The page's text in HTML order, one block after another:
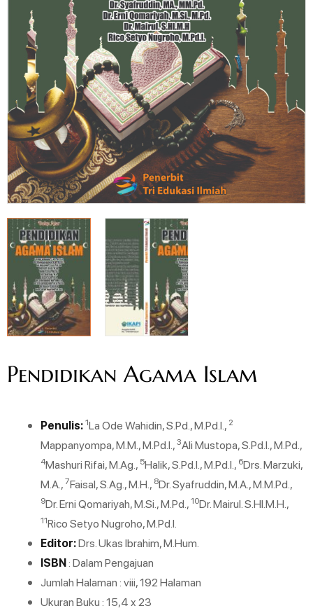
Pendidikan Agama Islam
Penulis:1La Ode Wahidin, S.Pd., M.Pd.I., 2
Mappanyompa, M.M., M.Pd.I.,3Ali Mustopa, S.Pd.I., M.Pd.,
4Mashuri Rifai, M.Ag., 5Halik, S.Pd.I., M.Pd.I., 6Drs. Marzuki,
M.A.,7Faisal, S.Ag., M.H., 8Dr. Syafruddin, M.A., M.M.Pd.,
9Dr. Erni Qomariyah, M.Si., M.Pd.,10Dr. Mairul. S.HI.M.H.,
11Rico Setyo Nugroho, M.Pd.I.
Editor:Drs. Ukas Ibrahim, M.Hum.
ISBN: Dalam Pengajuan
Jumlah Halaman : viii, 192 Halaman
Ukuran Buku : 15,4 x 23